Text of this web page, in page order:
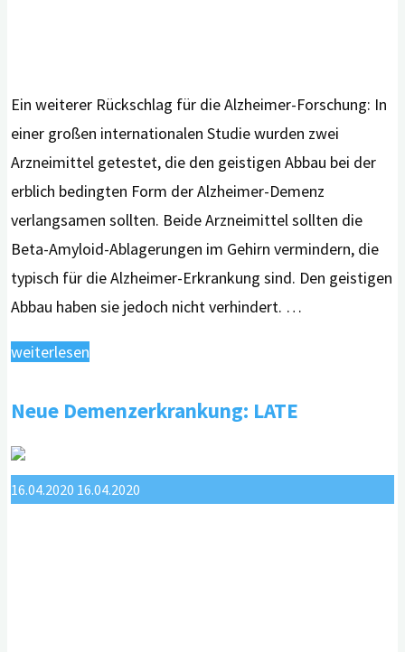
Ein weiterer Rückschlag für die Alzheimer-Forschung: In
einer großen internationalen Studie wurden zwei
Arzneimittel getestet, die den geistigen Abbau bei der
erblich bedingten Form der Alzheimer-Demenz
verlangsamen sollten. Beide Arzneimittel sollten die
Beta-Amyloid-Ablagerungen im Gehirn vermindern, die
typisch für die Alzheimer-Erkrankung sind. Den geistigen
Abbau haben sie jedoch nicht verhindert. …
weiterlesen
erbliche
gescheitert"
Neue Demenzerkrankung: LATE
16.04.2020 16.04.2020